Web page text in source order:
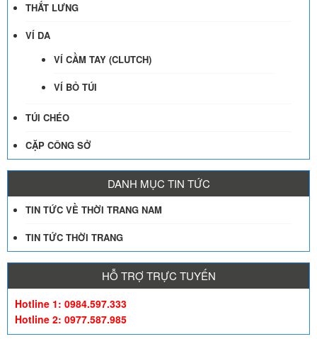
THẮT LƯNG
VÍ DA
VÍ CẦM TAY (CLUTCH)
VÍ BỎ TÚI
TÚI CHÉO
CẶP CÔNG SỞ
DANH MỤC TIN TỨC
TIN TỨC VỀ THỜI TRANG NAM
TIN TỨC THỜI TRANG
HỖ TRỢ TRỰC TUYẾN
Hotline 1: 0984.597.333
Hotline 2: 0977.587.985